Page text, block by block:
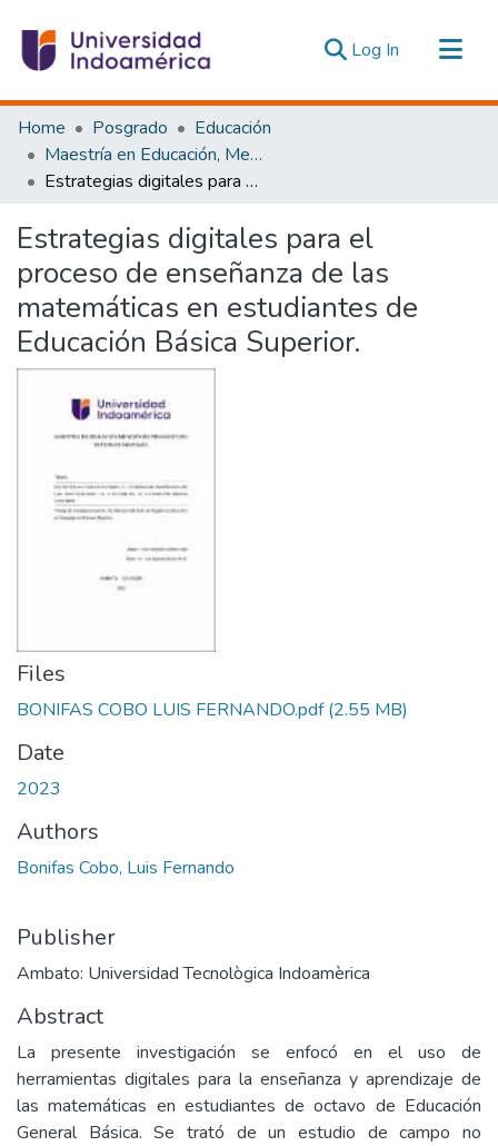
Log In (current)
Communities & Collections
All of DSpace
Statistics
Home Posgrado
Educación
Maestría en Educación, Mención Pedagogía en Entornos Digitales
Estrategias digitales para el proceso de enseñanza de las matemáticas en estudiantes de Educación Básica Superior.
Estrategias digitales para el
proceso de enseñanza de las
matemáticas en estudiantes de
Educación Básica Superior.
Files
BONIFAS COBO LUIS FERNANDO.pdf(2.55 MB)
Date
2023
Authors
Bonifas Cobo, Luis Fernando
Publisher
Ambato: Universidad Tecnològica Indoamèrica
Abstract
La presente investigación se enfocó en el uso de
herramientas digitales para la enseñanza y aprendizaje de
las matemáticas en estudiantes de octavo de Educación
General Básica. Se trató de un estudio de campo no